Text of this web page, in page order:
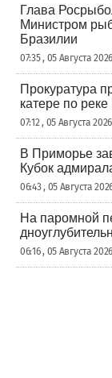
Глава
Министром
Бразилии
07:35 , 05 Августа
Прокуратура
катере по
07:12 , 05 Августа
В Приморье
Кубок
06:43 , 05 Августа
На паромной
06:16 , 05 Августа